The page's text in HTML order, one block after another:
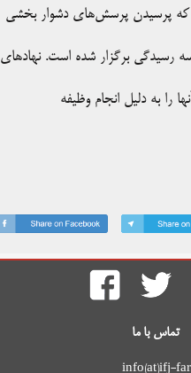
که پرسیدن پرسش‌های دشوار بخشی
رسیدگی برگزار شده است. نهادهای
را به دلیل انجام وظیفه
تماس با ما
info(at)ifj-